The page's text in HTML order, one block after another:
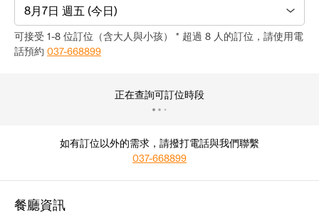
8月7日 週五 (今日)
可接受 1-8 位訂位（含大人與小孩） * 超過 8 人的訂位，請使用電
話預約 037-668899
正在查詢可訂位時段
如有訂位以外的需求，請撥打電話與我們聯繫
037-668899
餐廳資訊